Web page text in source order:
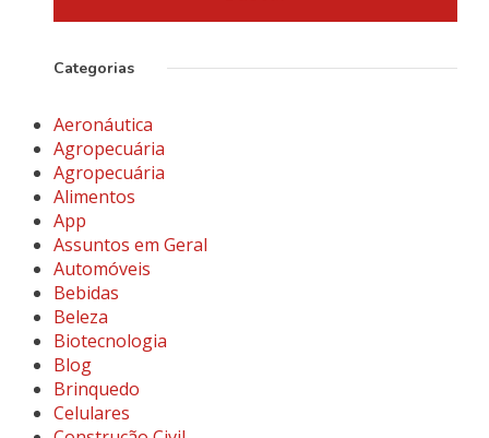
Categorias
Aeronáutica
Agropecuária
Agropecuária
Alimentos
App
Assuntos em Geral
Automóveis
Bebidas
Beleza
Biotecnologia
Blog
Brinquedo
Celulares